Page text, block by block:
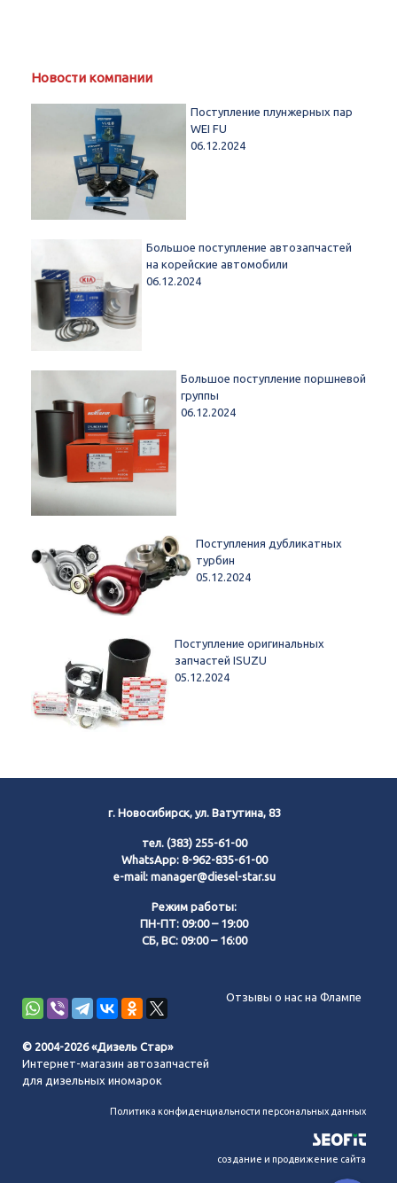
Новости компании
Поступление плунжерных пар
WEI FU
06.12.2024
Большое поступление автозапчастей
на корейские автомобили
06.12.2024
Большое поступление поршневой
группы
06.12.2024
Поступления дубликатных
турбин
05.12.2024
Поступление оригинальных
запчастей ISUZU
05.12.2024
г. Новосибирск, ул. Ватутина, 83
тел. (383) 255-61-00
WhatsApp: 8-962-835-61-00
e-mail: manager@diesel-star.su
Режим работы:
ПН-ПТ: 09:00 – 19:00
СБ, ВС: 09:00 – 16:00
Отзывы о нас на Флампе
© 2004-2026 «Дизель Стар»
Интернет-магазин автозапчастей
для дизельных иномарок
Политика конфиденциальности персональных данных
создание и продвижение сайта